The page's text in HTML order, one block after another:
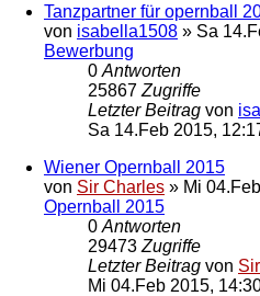
Tanzpartner für opernball
von isabella1508 » Sa
Bewerbung
0 Antworten
25867 Zugriffe
Letzter Beitrag von
Sa 14.Feb 2015,
Wiener Opernball 2015
von Sir Charles » Mi
Opernball 2015
0 Antworten
29473 Zugriffe
Letzter Beitrag von
Mi 04.Feb 2015,